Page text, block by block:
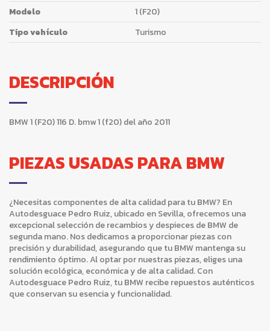
Modelo
1 (F20)
Tipo vehículo
Turismo
DESCRIPCIÓN
BMW 1 (F20) 116 D. bmw 1 (f20) del año 2011
PIEZAS USADAS PARA BMW
¿Necesitas componentes de alta calidad para tu BMW? En
Autodesguace Pedro Ruiz, ubicado en Sevilla, ofrecemos una
excepcional selección de recambios y despieces de BMW de
segunda mano. Nos dedicamos a proporcionar piezas con
precisión y durabilidad, asegurando que tu BMW mantenga su
rendimiento óptimo. Al optar por nuestras piezas, eliges una
solución ecológica, económica y de alta calidad. Con
Autodesguace Pedro Ruiz, tu BMW recibe repuestos auténticos
que conservan su esencia y funcionalidad.